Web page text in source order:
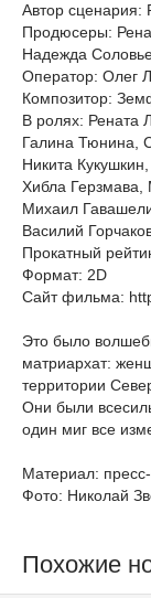
Автор сценария:
Продюсеры:
Надежда
Оператор: Олег
Композитор:
В ролях: Рената
Галина Тюнина,
Никита
Хибла Герзмава,
Михаил
Василий
Прокатный
Формат: 2D
Сайт фильма:
Это было
матриархат:
территории
Они были
один миг все
Материал:
Фото: Николай
Похожие